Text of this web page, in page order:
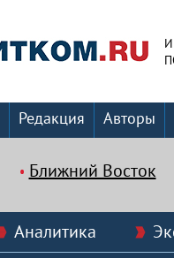
Редакция Авторы
Ближний Восток
Аналитика